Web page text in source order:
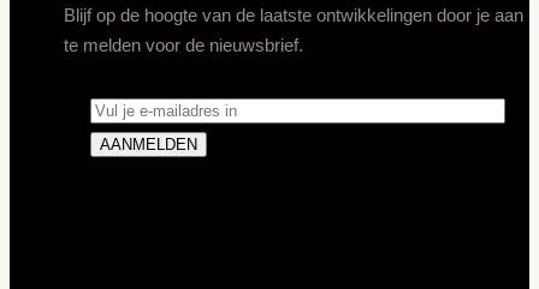
Blijf op de hoogte van de laatste ontwikkelingen door je aan
te melden voor de nieuwsbrief.